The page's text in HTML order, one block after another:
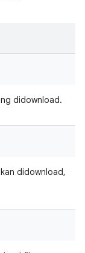
didownload.
didownload,